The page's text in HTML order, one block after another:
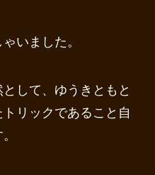
いました。
して、ゆうきともと
リックであること自